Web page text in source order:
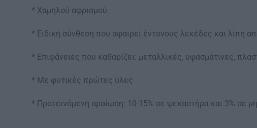
* Χαμηλού αφρισμού
* Ειδική σύνθεση που αφαιρεί έντονους λεκέδες και λίπη
* Επιφάνειες που καθαρίζει: μεταλλικές, υφασμάτινες,
* Με φυτικές πρώτες ύλες
* Προτεινόμενη αραίωση: 10-15% σε ψεκαστήρα και 3% σε